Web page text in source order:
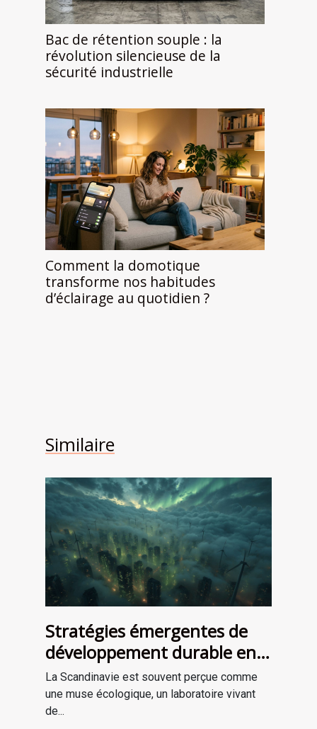
Bac de rétention souple : la
révolution silencieuse de la
sécurité industrielle
Comment la domotique
transforme nos habitudes
d’éclairage au quotidien ?
Similaire
Stratégies émergentes de
développement durable en
Scandinavie Comment les
pays nordiques innovent
pour l'avenir
La Scandinavie est souvent perçue comme
une muse écologique, un laboratoire vivant
de...